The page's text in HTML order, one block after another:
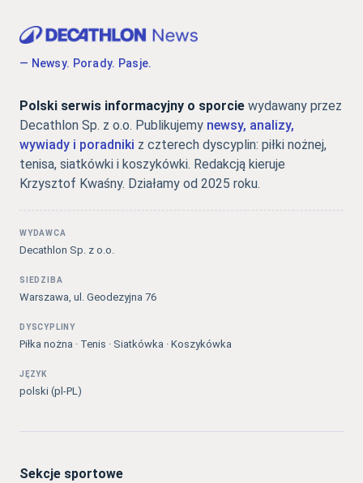
— Newsy. Porady. Pasje.
Polski serwis informacyjny o sporcie wydawany przez
Decathlon Sp. z o.o. Publikujemy newsy, analizy,
wywiady i poradniki z czterech dyscyplin: piłki nożnej,
tenisa, siatkówki i koszykówki. Redakcją kieruje
Krzysztof Kwaśny. Działamy od 2025 roku.
WYDAWCA
Decathlon Sp. z o.o.
SIEDZIBA
Warszawa, ul. Geodezyjna 76
DYSCYPLINY
Piłka nożna · Tenis · Siatkówka · Koszykówka
JĘZYK
polski (pl-PL)
Sekcje sportowe